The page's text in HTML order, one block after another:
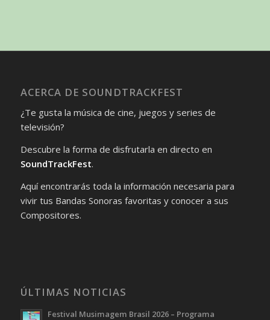
ACERCA DE SOUNDTRACKFEST
¿Te gusta la música de cine, juegos y series de
televisión?
Descubre la forma de disfrutarla en directo en
SoundTrackFest.
Aquí encontrarás toda la información necesaria para
vivir tus Bandas Sonoras favoritas y conocer a sus
Compositores.
ÚLTIMAS NOTICIAS
Festival Musimagem Brasil 2026 – Programa